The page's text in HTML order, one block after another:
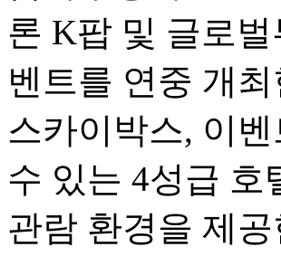
론 K팝 및 글로
벤트를 연중 개
스카이박스, 이
수 있는 4성급 호
관람 환경을 제